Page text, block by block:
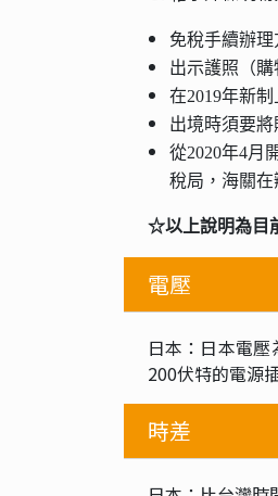
免稅手續辦理
出示護照（
在2019年新
出境時須要
從2020年4月
稅局，海關在
☆以上說明為目
電壓
日本：日本電
200伏特的電源
時差